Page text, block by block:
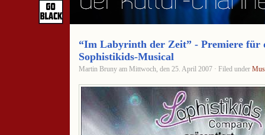
“Im Labyrinth der Zeit” - Premiere für
Sophistikids-Musical
Martin Bruny am Mittwoch, den 25. April 2007 · Filed under